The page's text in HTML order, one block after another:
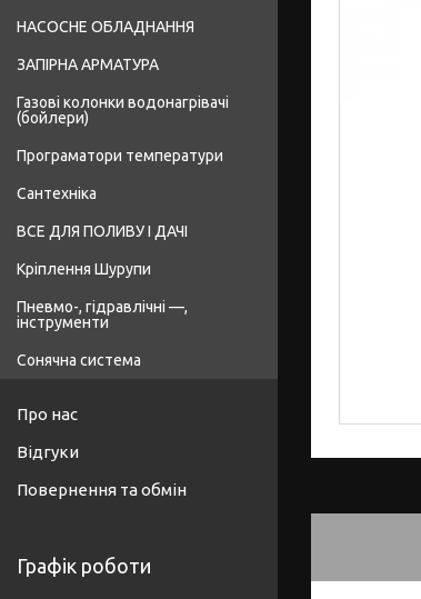
НАСОСНЕ ОБЛАДНАННЯ
ЗАПІРНА АРМАТУРА
Газові колонки водонагрівачі
(бойлери)
Програматори температури
Сантехніка
ВСЕ ДЛЯ ПОЛИВУ І ДАЧІ
Кріплення Шурупи
Пневмо-, гідравлічні —,
інструменти
Сонячна система
Про нас
Відгуки
Повернення та обмін
Графік роботи